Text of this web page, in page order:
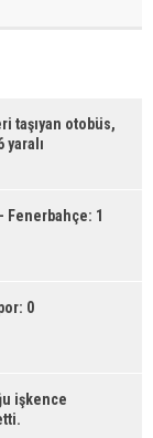
taşıyan otobüs,
yaralı
Fenerbahçe: 1
0
işkence